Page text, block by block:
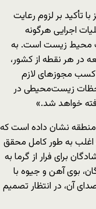
تأکید بر لزوم رعایت
اجرایی هرگونه
محیط زیست است. به
در هر نقطه از کشور،
کسب مجوزهای لازم
زیست‌محیطی در
خواهد شد.»
منطقه نشان داده است که
اغلب به طور کامل محقق
برای فرار از گرما به
بوی آهن و جیوه با
آن، در انتظار تصمیم